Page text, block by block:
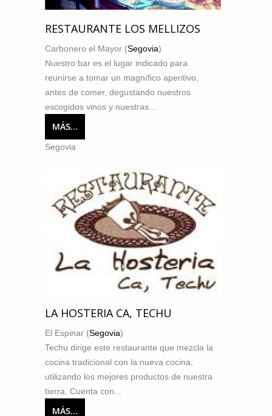
RESTAURANTE LOS MELLIZOS
Carbonero el Mayor (Segovia)
Nuestro bar es el lugar indicado para
reunirse a tomar un magnífico aperitivo,
antes de comer, degustando nuestros
escogidos vinos y nuestras...
MÁS...
Segovia
LA HOSTERIA CA, TECHU
El Espinar (Segovia)
Techu dirige este restaurante que mezcla la
cocina tradicional con la nueva cocina,
utilizando los mejores productos de nuestra
tierra. Cuenta con...
MÁS...